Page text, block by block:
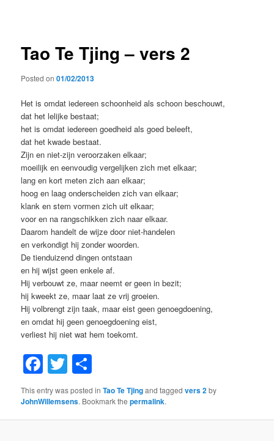
Tao Te Tjing – vers 2
Posted on01/02/2013
Het is omdat iedereen schoonheid als schoon beschouwt,
dat het lelijke bestaat;
het is omdat iedereen goedheid als goed beleeft,
dat het kwade bestaat.
Zijn en niet-zijn veroorzaken elkaar;
moeilijk en eenvoudig vergelijken zich met elkaar;
lang en kort meten zich aan elkaar;
hoog en laag onderscheiden zich van elkaar;
klank en stem vormen zich uit elkaar;
voor en na rangschikken zich naar elkaar.
Daarom handelt de wijze door niet-handelen
en verkondigt hij zonder woorden.
De tienduizend dingen ontstaan
en hij wijst geen enkele af.
Hij verbouwt ze, maar neemt er geen in bezit;
hij kweekt ze, maar laat ze vrij groeien.
Hij volbrengt zijn taak, maar eist geen genoegdoening,
en omdat hij geen genoegdoening eist,
verliest hij niet wat hem toekomt.
Facebook
Twitter
This entry was posted inTao Te Tjingand taggedvers 2by
JohnWillemsens. Bookmark thepermalink.